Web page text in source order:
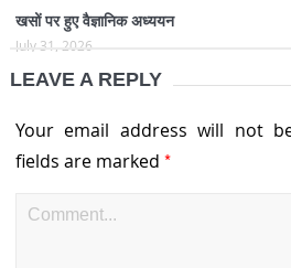
खसों पर हुए वैज्ञानिक अध्ययन
July 31, 2026
LEAVE A REPLY
Your email address will not
fields are marked *